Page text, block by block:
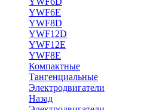
YWF6E
YWF8D
YWF12D
YWF12E
YWF8E
Компактные
Тангенциальные
Электродвигатели
Назад